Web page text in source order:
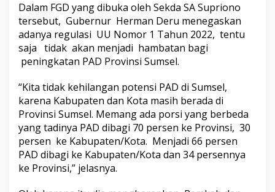
Dalam FGD yang dibuka oleh Sekda SA Supriono
tersebut, Gubernur Herman Deru menegaskan
adanya regulasi UU Nomor 1 Tahun 2022, tentu
saja tidak akan menjadi hambatan bagi
peningkatan PAD Provinsi Sumsel.
“Kita tidak kehilangan potensi PAD di Sumsel,
karena Kabupaten dan Kota masih berada di
Provinsi Sumsel. Memang ada porsi yang berbeda
yang tadinya PAD dibagi 70 persen ke Provinsi, 30
persen ke Kabupaten/Kota. Menjadi 66 persen
PAD dibagi ke Kabupaten/Kota dan 34 persennya
ke Provinsi,” jelasnya.